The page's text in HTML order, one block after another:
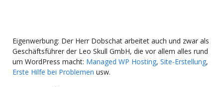
Eigenwerbung: Der Herr Dobschat arbeitet auch und zwar als
Geschäftsführer der Leo Skull GmbH, die vor allem alles rund
um WordPress macht: Managed WP Hosting, Site-Erstellung,
Erste Hilfe bei Problemen usw.